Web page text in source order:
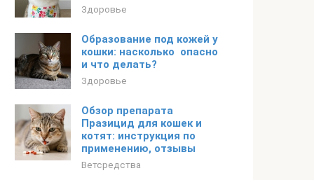
Здоровье
Образование‌ ‌под‌ ‌кожей‌ ‌у‌
‌кошки:‌ ‌насколько‌ ‌ опасно‌
‌и‌ ‌что‌ ‌делать?‌
Здоровье
Обзор препарата
Празицид для кошек и
котят: инструкция по
применению, отзывы
Ветсредства